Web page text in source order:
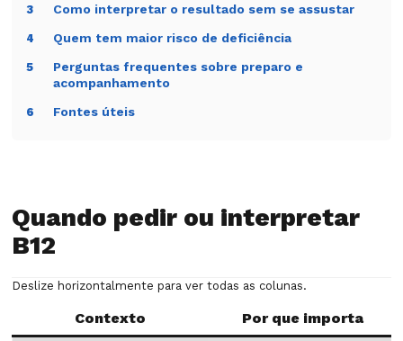
3 Como interpretar o resultado sem se assustar
4 Quem tem maior risco de deficiência
5
Perguntas frequentes sobre preparo e
acompanhamento
6 Fontes úteis
Quando pedir ou interpretar
B12
Deslize horizontalmente para ver todas as colunas.
Contexto Por que importa